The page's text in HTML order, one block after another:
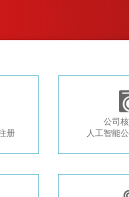
册
公司
人工智能